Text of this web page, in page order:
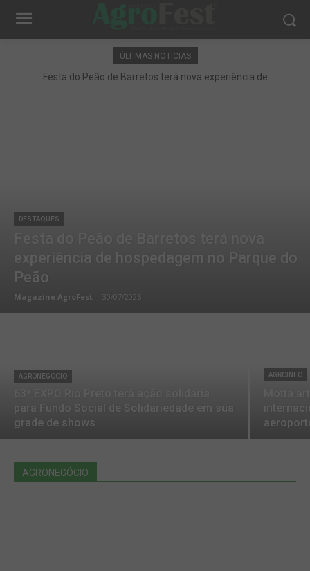
ÚLTIMAS NOTÍCIAS
Festa do Peão de Barretos terá nova experiência de
DESTAQUES
experiência de hospedagem no Parque do
Peão
Magazine AgroFest - 30/07/2026
AGRONEGÓCIO
para Fundo Social de Solidariedade em sua
grade de shows
AGROINFO
AGRONEGÓCIO